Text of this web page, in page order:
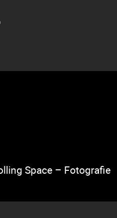
Space – Fotografie